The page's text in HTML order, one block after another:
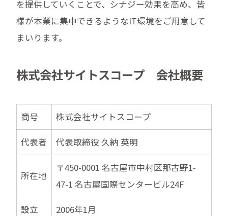
を提供していくことで、シナジー効果を高め、皆
様が本業に集中できるようなIT環境をご用意して
まいります。
株式会社サイトスコープ 会社概要
商号 株式会社サイトスコープ
代表者 代表取締役 久納 英明
所在地
〒450-0001 名古屋市中村区那古野1-
47-1 名古屋国際センタービル24F
設立 2006年1月